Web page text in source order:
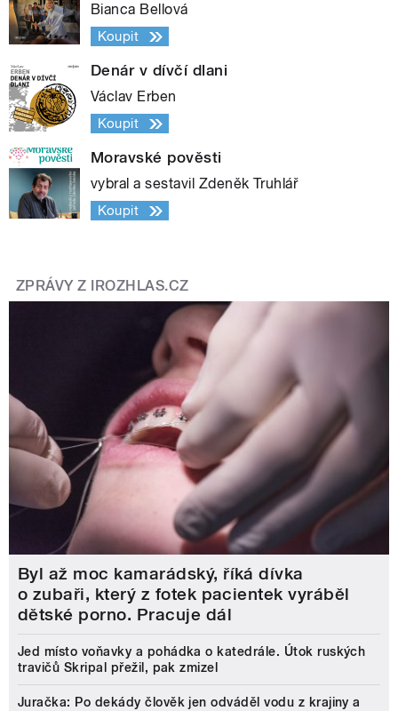
Bianca Bellová
Koupit
Denár v dívčí dlani
Václav Erben
Koupit
Moravské pověsti
vybral a sestavil Zdeněk Truhlář
Koupit
ZPRÁVY Z IROZHLAS.CZ
Byl až moc kamarádský, říká dívka
o zubaři, který z fotek pacientek vyráběl
dětské porno. Pracuje dál
Jed místo voňavky a pohádka o katedrále. Útok ruských
travičů Skripal přežil, pak zmizel
Juračka: Po dekády člověk jen odváděl vodu z krajiny a